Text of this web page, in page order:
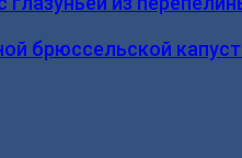
брюссельской